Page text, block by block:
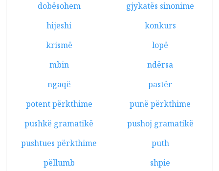
dobësohem
gjykatës sinonime
hijeshi
konkurs
krismë
lopë
mbin
ndërsa
ngaqë
pastër
potent përkthime
punë përkthime
pushkë gramatikë
pushoj gramatikë
pushtues përkthime
puth
pëllumb
shpie